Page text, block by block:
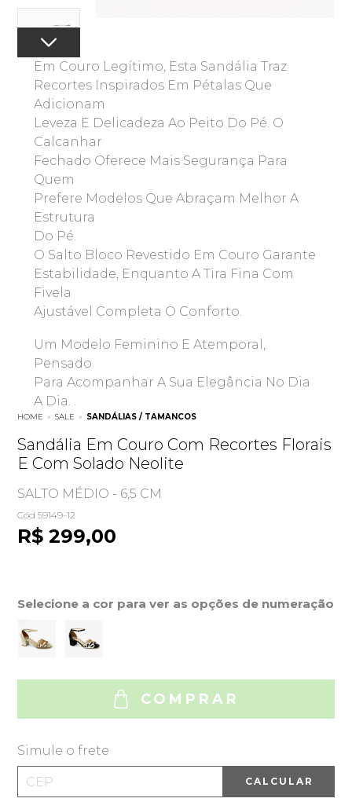
Em Couro Legítimo, Esta Sandália Traz
Recortes Inspirados Em Pétalas Que
Adicionam
Leveza E Delicadeza Ao Peito Do Pé. O
Calcanhar
Fechado Oferece Mais Segurança Para
Quem
Prefere Modelos Que Abraçam Melhor A
Estrutura
Do Pé.
O Salto Bloco Revestido Em Couro Garante
Estabilidade, Enquanto A Tira Fina Com
Fivela
Ajustável Completa O Conforto.
Um Modelo Feminino E Atemporal,
Pensado
Para Acompanhar A Sua Elegância No Dia
A Dia. .
HOME » SALE » SANDÁLIAS / TAMANCOS
Sandália Em Couro Com Recortes Florais
E Com Solado Neolite
SALTO MÉDIO - 6,5 CM
Cód 59149-12
R$ 299,00
Selecione a cor para ver as opções de numeração
COMPRAR
Simule o frete
CALCULAR